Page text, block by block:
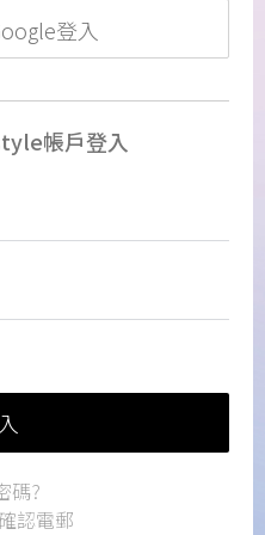
登入
帳戶登入
碼?
認電郵